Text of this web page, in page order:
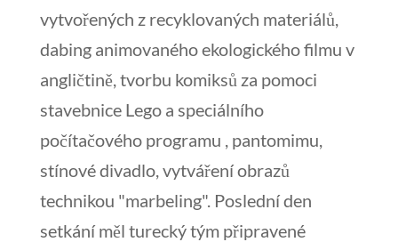
vytvořených z recyklovaných materiálů,
dabing animovaného ekologického filmu v
angličtině, tvorbu komiksů za pomoci
stavebnice Lego a speciálního
počítačového programu , pantomimu,
stínové divadlo, vytváření obrazů
technikou "marbeling". Poslední den
setkání měl turecký tým připravené